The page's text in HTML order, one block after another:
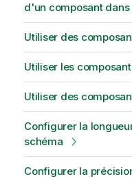
d'un composant dans
Utiliser des
Utiliser les
Utiliser des
Configurer la
schéma
Configurer la